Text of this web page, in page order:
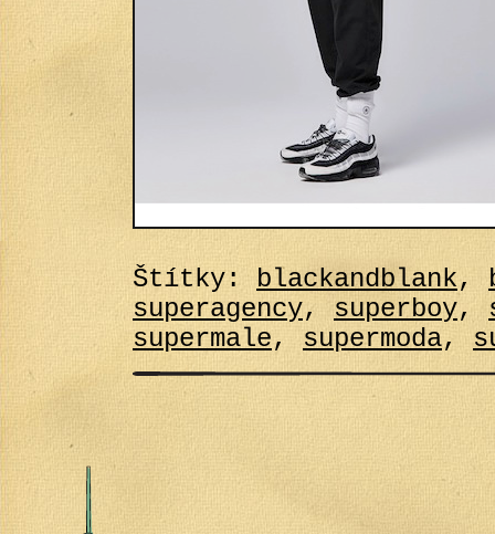
Štítky: blackandblank,
superagency, superboy,
supermale, supermoda,